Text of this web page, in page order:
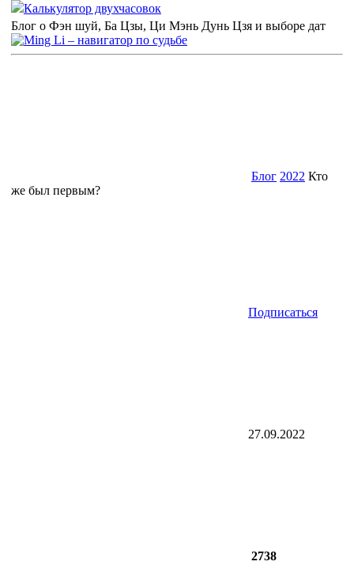
Калькулятор двухчасовок
Блог о Фэн шуй, Ба Цзы, Ци Мэнь Дунь Цзя и выборе дат
Блог 2022 Кто
же был первым?
Подписаться
27.09.2022
2738